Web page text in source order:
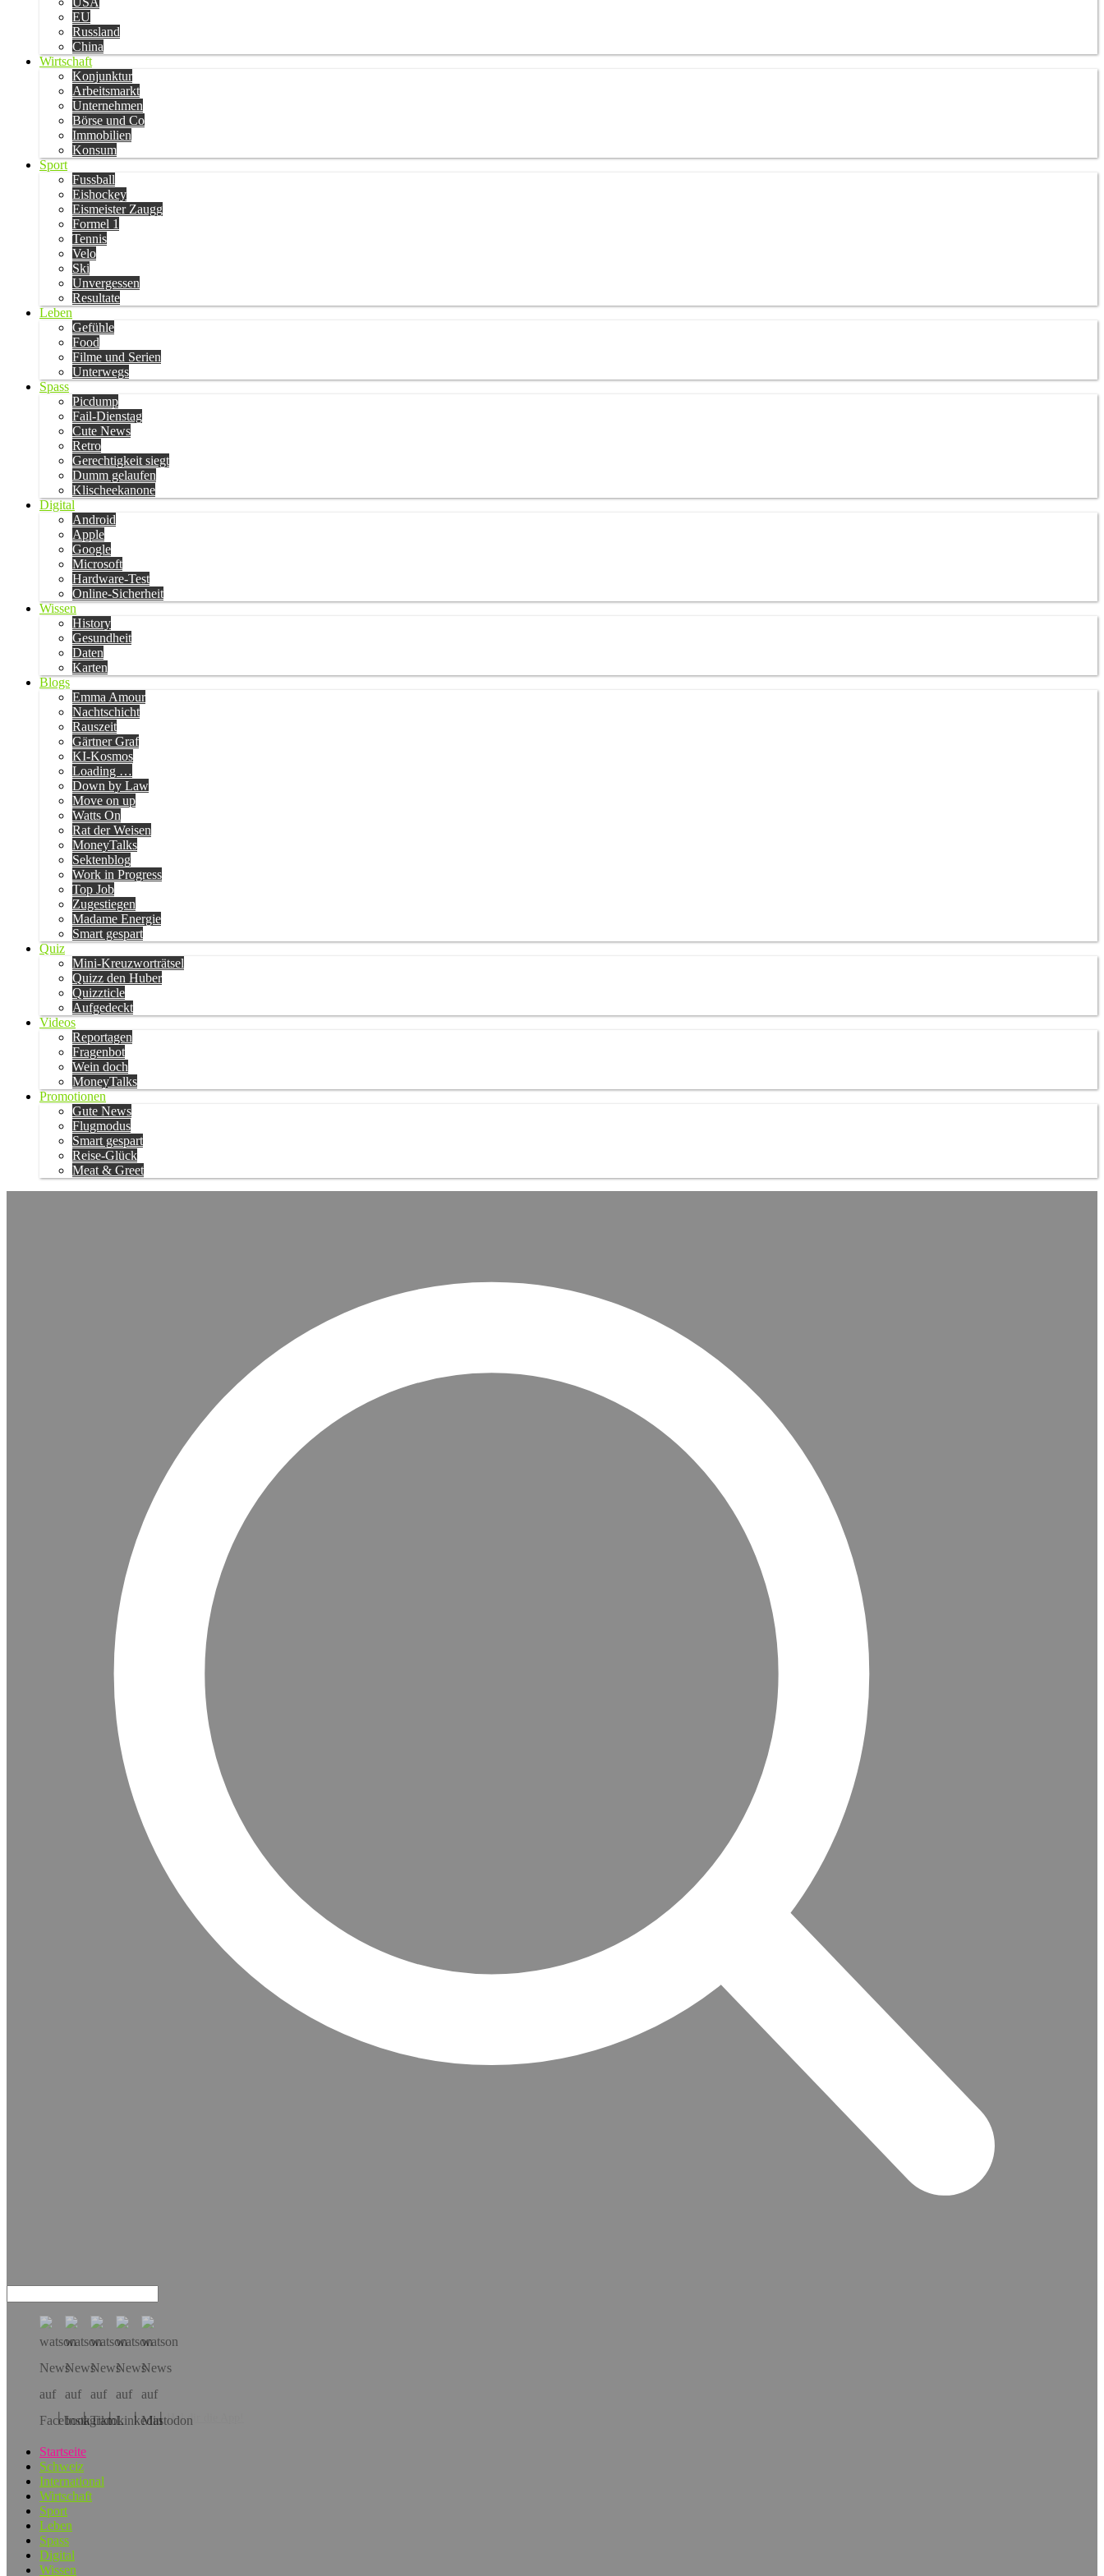
EU
Russland
China
Wirtschaft
Konjunktur
Arbeitsmarkt
Unternehmen
Börse und Co
Immobilien
Konsum
Sport
Fussball
Eishockey
Eismeister Zaugg
Formel 1
Tennis
Velo
Ski
Unvergessen
Resultate
Leben
Gefühle
Food
Filme und Serien
Unterwegs
Spass
Picdump
Fail-Dienstag
Cute News
Retro
Gerechtigkeit siegt
Dumm gelaufen
Klischeekanone
Digital
Android
Apple
Google
Microsoft
Hardware-Test
Online-Sicherheit
Wissen
History
Gesundheit
Daten
Karten
Blogs
Emma Amour
Nachtschicht
Rauszeit
Gärtner Graf
KI-Kosmos
Loading …
Down by Law
Move on up
Watts On
Rat der Weisen
MoneyTalks
Sektenblog
Work in Progress
Top Job
Zugestiegen
Madame Energie
Smart gespart
Quiz
Mini-Kreuzworträtsel
Quizz den Huber
Quizzticle
Aufgedeckt
Videos
Reportagen
Fragenbot
Wein doch
MoneyTalks
Promotionen
Gute News
Flugmodus
Smart gespart
Reise-Glück
Meat & Greet
Hol dir die App!
Startseite
Schweiz
International
Wirtschaft
Sport
Leben
Spass
Digital
Wissen